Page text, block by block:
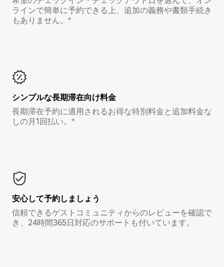
ラインで簡単に予約できる上、追加の義務や書類手続き
もありません。*
シンプルな長期滞在向け料金
長期滞在予約に適用されるお得な特別料金と追加料金な
しの月1回払い。*
安心して予約しましょう
信頼できるゲストコミュニティからのレビューを確認で
き、24時間365日対応のサポートも付いています。